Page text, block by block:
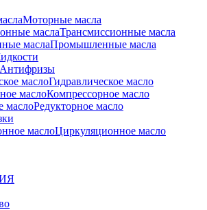
Моторные масла
Трансмиссионные масла
Промышленные масла
Антифризы
Гидравлическое масло
Компрессорное масло
Редукторное масло
Циркуляционное масло